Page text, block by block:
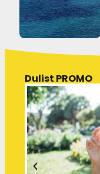
Dulist PROMO